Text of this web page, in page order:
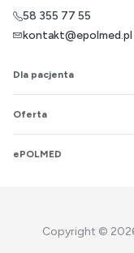
58 355 77 55
kontakt@epolmed.pl
Dla pacjenta
Oferta
ePOLMED
Copyright © 2026